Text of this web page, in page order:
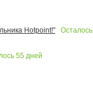
Hotpoint!" Осталось
55 дней